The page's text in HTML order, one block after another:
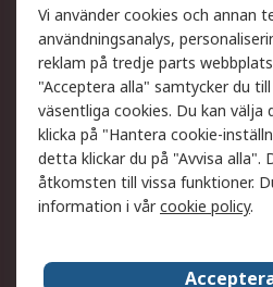
Ditt lokala säljteam
Support
Få hjälp
Leverans
Begär en fakturakopi
Betalningsalternativ
Vi använder cookies och annan
användningsanalys,
reklam på tredje parts
"Acceptera alla" samtycker du
väsentliga cookies. Du kan
klicka på "Hantera cookie-
detta klickar du på "Avvisa alla".
åtkomsten till vissa funktioner.
information i vårcookie policy.